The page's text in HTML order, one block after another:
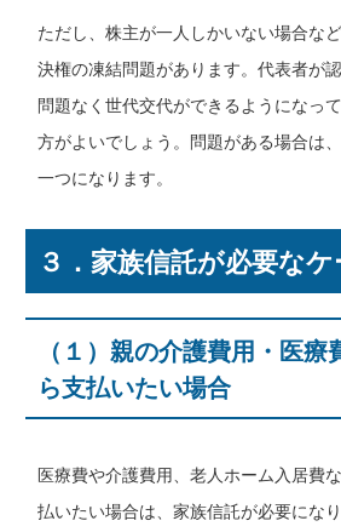
ただし、株主が一人しかいない場合な
決権の凍結問題があります。代表者が
問題なく世代交代ができるようになっ
方がよいでしょう。問題がある場合は
一つになります。
３．家族信託が必要なケ
（１）親の介護費用・医
ら支払いたい場合
医療費や介護費用、老人ホーム入居費
払いたい場合は、家族信託が必要にな